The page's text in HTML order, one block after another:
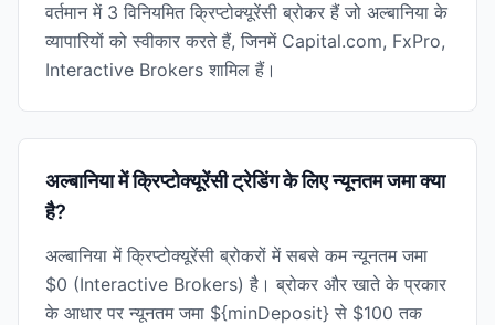
वर्तमान में 3 विनियमित क्रिप्टोक्यूरेंसी ब्रोकर हैं जो अल्बानिया के
व्यापारियों को स्वीकार करते हैं, जिनमें Capital.com, FxPro,
Interactive Brokers शामिल हैं।
अल्बानिया में क्रिप्टोक्यूरेंसी ट्रेडिंग के लिए न्यूनतम जमा क्या
है?
अल्बानिया में क्रिप्टोक्यूरेंसी ब्रोकरों में सबसे कम न्यूनतम जमा
$0 (Interactive Brokers) है। ब्रोकर और खाते के प्रकार
के आधार पर न्यूनतम जमा ${minDeposit} से $100 तक